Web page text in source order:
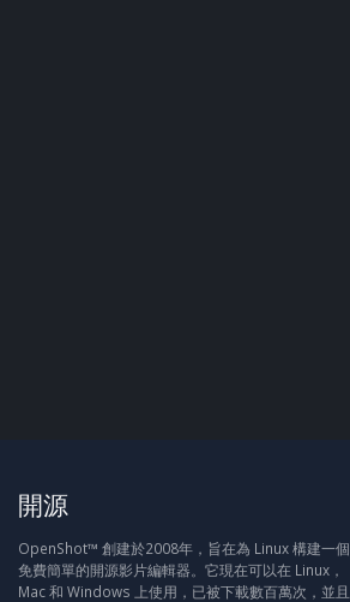
開源
OpenShot™ 創建於2008年，旨在為 Linux 構建一個
免費簡單的開源影片編輯器。它現在可以在 Linux，
Mac 和 Windows 上使用，已被下載數百萬次，並且